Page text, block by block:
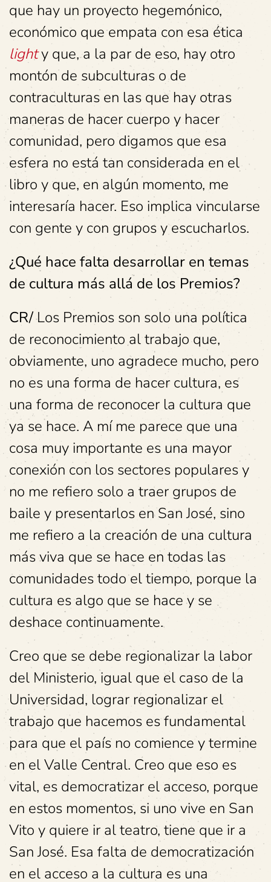
que hay un proyecto hegemónico,
económico que empata con esa ética
lighty que, a la par de eso, hay otro
montón de subculturas o de
contraculturas en las que hay otras
maneras de hacer cuerpo y hacer
comunidad, pero digamos que esa
esfera no está tan considerada en el
libro y que, en algún momento, me
interesaría hacer. Eso implica vincularse
con gente y con grupos y escucharlos.
¿Qué hace falta desarrollar en temas
de cultura más allá de los Premios?
CR/Los Premios son solo una política
de reconocimiento al trabajo que,
obviamente, uno agradece mucho, pero
no es una forma de hacer cultura, es
una forma de reconocer la cultura que
ya se hace. A mí me parece que una
cosa muy importante es una mayor
conexión con los sectores populares y
no me refiero solo a traer grupos de
baile y presentarlos en San José, sino
me refiero a la creación de una cultura
más viva que se hace en todas las
comunidades todo el tiempo, porque la
cultura es algo que se hace y se
deshace continuamente.
Creo que se debe regionalizar la labor
del Ministerio, igual que el caso de la
Universidad, lograr regionalizar el
trabajo que hacemos es fundamental
para que el país no comience y termine
en el Valle Central. Creo que eso es
vital, es democratizar el acceso, porque
en estos momentos, si uno vive en San
Vito y quiere ir al teatro, tiene que ir a
San José. Esa falta de democratización
en el acceso a la cultura es una